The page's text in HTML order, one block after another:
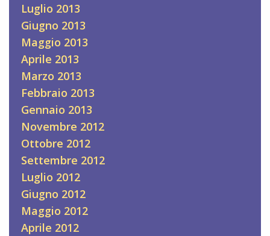
Luglio 2013
Giugno 2013
Maggio 2013
Aprile 2013
Marzo 2013
Febbraio 2013
Gennaio 2013
Novembre 2012
Ottobre 2012
Settembre 2012
Luglio 2012
Giugno 2012
Maggio 2012
Aprile 2012